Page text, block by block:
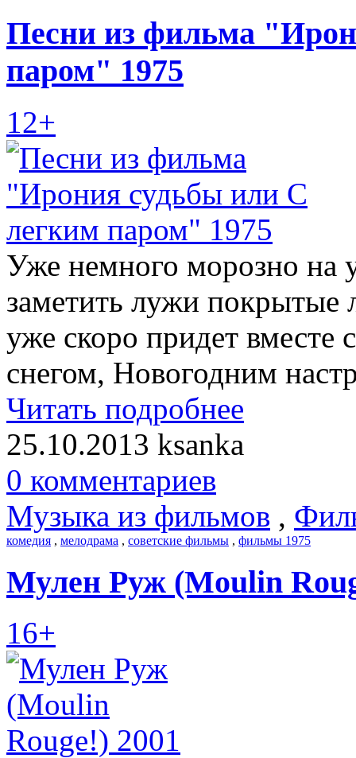
Песни из фильма
паром" 1975
12+
Уже немного морозно на
заметить лужи покрытые
уже скоро придет вместе
снегом, Новогодним
Читать подробнее
25.10.2013 ksanka
0 комментариев
Музыка из фильмов ,
комедия , мелодрама , советские фильмы , фильмы 1975
Мулен Руж (Moulin
16+